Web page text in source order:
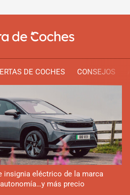
DE COCHES CONSEJOS
insignia eléctrico de la marca
más precio